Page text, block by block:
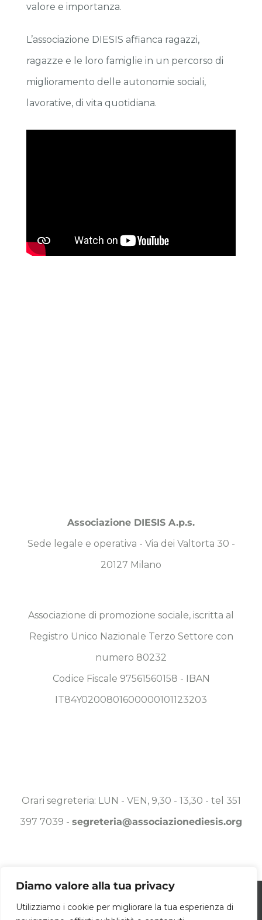
Diamo valore alla tua privacy
Utilizziamo i cookie per migliorare la tua esperienza di
valore e importanza.
L’associazione DIESIS affianca ragazzi,
ragazze e le loro famiglie in un percorso di
miglioramento delle autonomie sociali,
lavorative, di vita quotidiana.
Associazione DIESIS A.p.s.
Sede legale e operativa - Via dei Valtorta 30 -
20127 Milano
Associazione di promozione sociale, iscritta al
Registro Unico Nazionale Terzo Settore con
numero 80232
Codice Fiscale 97561560158 - IBAN
IT84Y0200801600000101123203
Orari segreteria: LUN - VEN, 9,30 - 13,30 - tel 351
397 7039 - segreteria@associazionediesis.org
© Copyright 2025 -2026 Associazione DIESIS a.p.s. | ALL